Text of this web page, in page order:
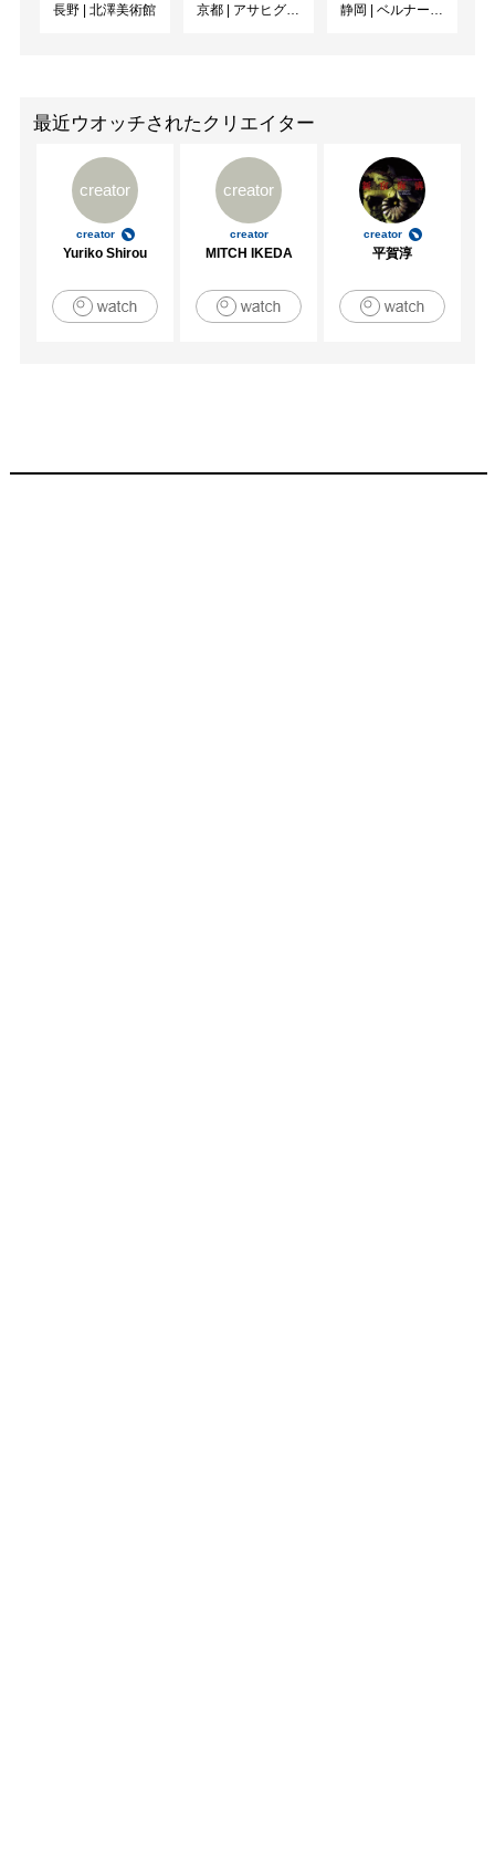
長野 | 北澤美術館 京都 | アサヒグループ大山崎山荘美術館 静岡 | ベルナール・ビュフェ美術館
最近ウオッチされたクリエイター
creator
creator
Yuriko Shirou
creator
creator
MITCH IKEDA
creator
平賀淳